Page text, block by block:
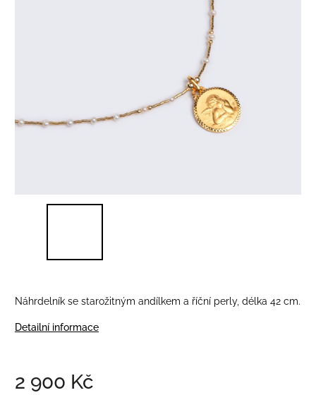
Náhrdelník se starožitným andílkem a říční perly, délka 42 cm.
Detailní informace
2 900 Kč